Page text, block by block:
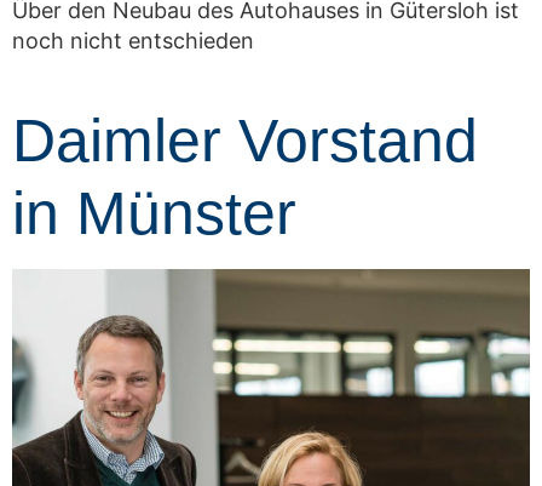
Über den Neubau des Autohauses in Gütersloh ist
noch nicht entschieden
Daimler Vorstand
in Münster